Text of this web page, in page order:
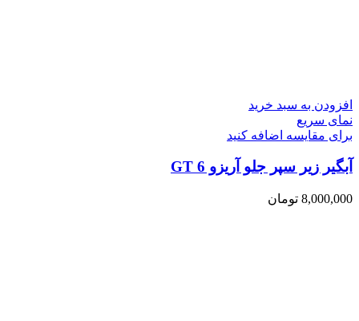
افزودن به سبد خرید
نمای سریع
برای مقایسه اضافه کنید
آبگیر زیر سپر جلو آریزو 6 GT
8,000,000 تومان